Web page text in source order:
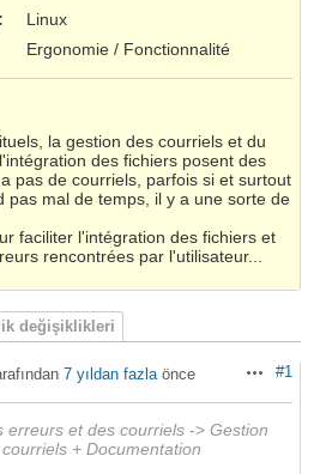
:
Linux
Ergonomie / Fonctionnalité
la gestion des courriels et du
des fichiers posent des
pas de courriels, parfois si et surtout
pas mal de temps, il y a une sorte de
faciliter l'intégration des fichiers et
rencontrées par l'utilisateur...
değişiklikleri
Aksiyonlar
#1
7 yıldan fazla önce
erreurs et des courriels -> Gestion
+ Documentation